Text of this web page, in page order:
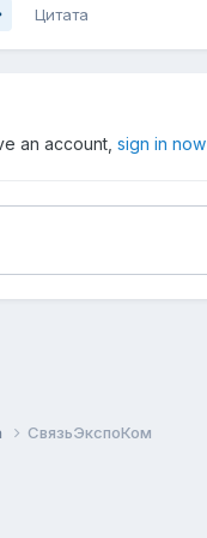
Цитата
an account, sign in now
СвязьЭкспоКом